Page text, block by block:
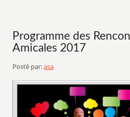
Programme des
Amicales 2017
Posté par:asa